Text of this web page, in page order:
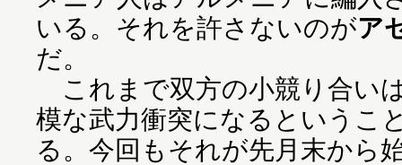
いる。それを許さないのがア
だ。
これまで双方の小競り合い
模な武力衝突になるというこ
る。今回もそれが先月末から